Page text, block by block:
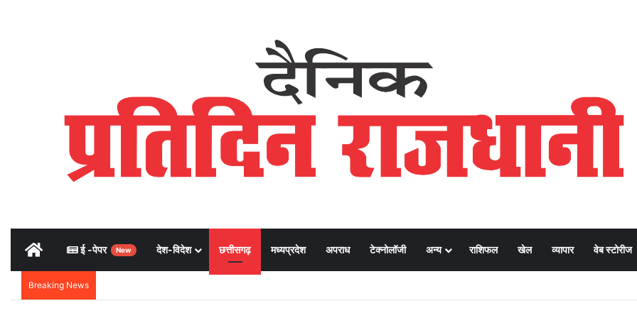
Home ई -पेपर New देश-विदेश छत्तीसगढ़ मध्यप्रदेश अपराध टेक्नोलॉजी अन्य राशिफल खेल व्यापार वेब स्टोरीज
Breaking News